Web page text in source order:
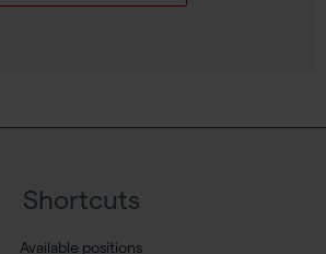
Shortcuts
Available positions